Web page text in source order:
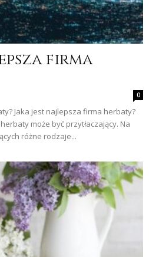
firma
0
Jaka jest najlepsza firma herbaty?
może być przytłaczający. Na
różne rodzaje...